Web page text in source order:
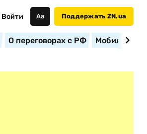
Войти Аа Поддержать ZN.ua
О переговорах с РФ